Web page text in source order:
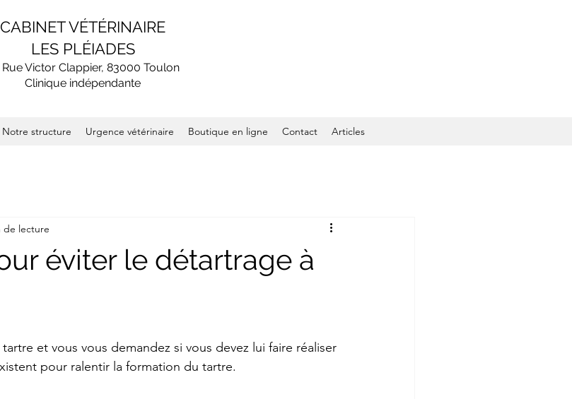
CABINET VÉTÉRINAIRE
LES PLÉIADES
Rue Victor Clappier, 83000 Toulon
Clinique indépendante
Notre structure Urgence vétérinaire Boutique en ligne Contact Articles
éviter le détartrage à
de lecture
et vous vous demandez si vous devez lui faire réaliser
pour ralentir la formation du tartre.